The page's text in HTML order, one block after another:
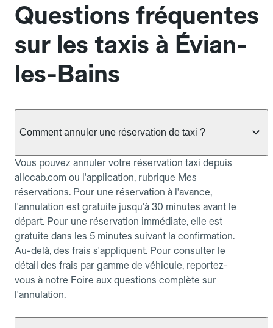
Questions fréquentes
sur les taxis à Évian-
les-Bains
Comment annuler une réservation de taxi ?
Vous pouvez annuler votre réservation taxi depuis
allocab.com ou l'application, rubrique Mes
réservations. Pour une réservation à l'avance,
l'annulation est gratuite jusqu'à 30 minutes avant le
départ. Pour une réservation immédiate, elle est
gratuite dans les 5 minutes suivant la confirmation.
Au-delà, des frais s'appliquent. Pour consulter le
détail des frais par gamme de véhicule, reportez-
vous à notre Foire aux questions complète sur
l'annulation.